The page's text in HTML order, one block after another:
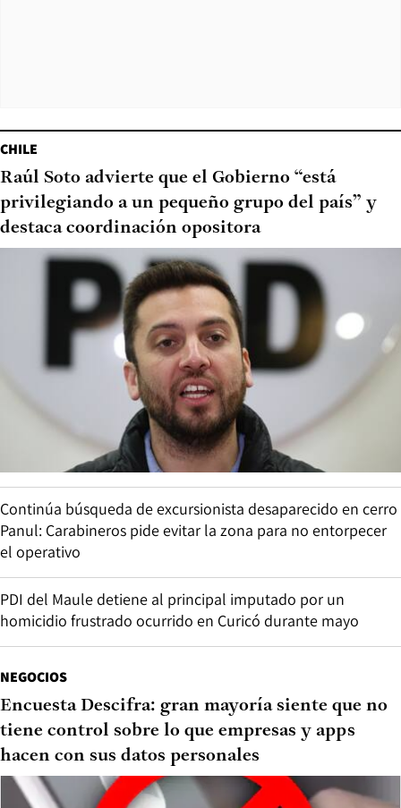
CHILE
Raúl Soto advierte que el Gobierno “está
privilegiando a un pequeño grupo del país” y
destaca coordinación opositora
Continúa búsqueda de excursionista desaparecido en cerro
Panul: Carabineros pide evitar la zona para no entorpecer
el operativo
PDI del Maule detiene al principal imputado por un
homicidio frustrado ocurrido en Curicó durante mayo
NEGOCIOS
Encuesta Descifra: gran mayoría siente que no
tiene control sobre lo que empresas y apps
hacen con sus datos personales